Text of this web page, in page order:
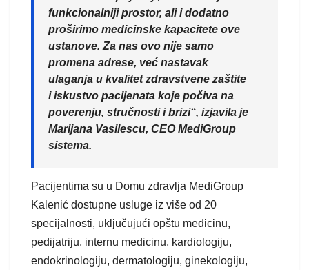
funkcionalniji prostor, ali i dodatno
proširimo medicinske kapacitete ove
ustanove. Za nas ovo nije samo
promena adrese, već nastavak
ulaganja u kvalitet zdravstvene zaštite
i iskustvo pacijenata koje počiva na
poverenju, stručnosti i brizi“, izjavila je
Marijana Vasilescu, CEO MediGroup
sistema.
Pacijentima su u Domu zdravlja MediGroup
Kalenić dostupne usluge iz više od 20
specijalnosti, uključujući opštu medicinu,
pedijatriju, internu medicinu, kardiologiju,
endokrinologiju, dermatologiju, ginekologiju,